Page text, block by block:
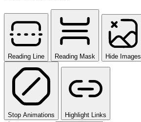
Reading Line Reading Mask Hide Images
Stop Animations Highlight Links